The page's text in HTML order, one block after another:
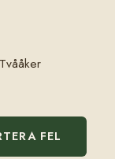
FEL